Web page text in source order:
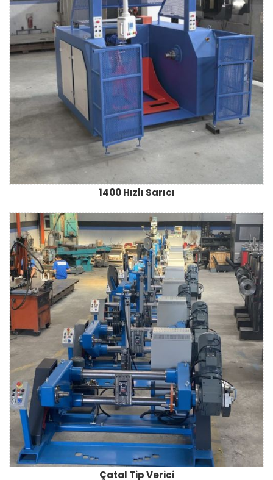
1400 Hızlı Sarıcı
Çatal Tip Verici